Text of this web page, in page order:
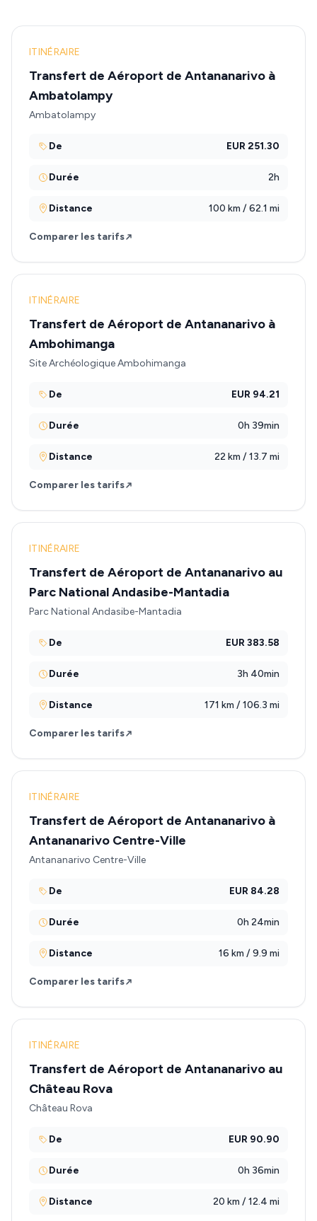
ITINÉRAIRE
Transfert de Aéroport de Antananarivo à
Ambatolampy
Ambatolampy
De EUR 251.30
Durée 2h
Distance 100 km / 62.1 mi
Comparer les tarifs
ITINÉRAIRE
Transfert de Aéroport de Antananarivo à
Ambohimanga
Site Archéologique Ambohimanga
De EUR 94.21
Durée 0h 39min
Distance 22 km / 13.7 mi
Comparer les tarifs
ITINÉRAIRE
Transfert de Aéroport de Antananarivo au
Parc National Andasibe-Mantadia
Parc National Andasibe-Mantadia
De EUR 383.58
Durée 3h 40min
Distance 171 km / 106.3 mi
Comparer les tarifs
ITINÉRAIRE
Transfert de Aéroport de Antananarivo à
Antananarivo Centre-Ville
Antananarivo Centre-Ville
De EUR 84.28
Durée 0h 24min
Distance 16 km / 9.9 mi
Comparer les tarifs
ITINÉRAIRE
Transfert de Aéroport de Antananarivo au
Château Rova
Château Rova
De EUR 90.90
Durée 0h 36min
Distance 20 km / 12.4 mi